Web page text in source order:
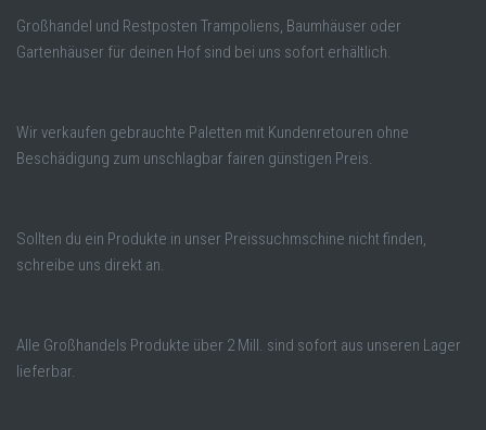
Großhandel und Restposten Trampoliens, Baumhäuser oder
Gartenhäuser für deinen Hof sind bei uns sofort erhältlich.
Wir verkaufen gebrauchte Paletten mit Kundenretouren ohne
Beschädigung zum unschlagbar fairen günstigen Preis.
Sollten du ein Produkte in unser Preissuchmschine nicht finden,
schreibe uns direkt an.
Alle Großhandels Produkte über 2 Mill. sind sofort aus unseren Lager
lieferbar.